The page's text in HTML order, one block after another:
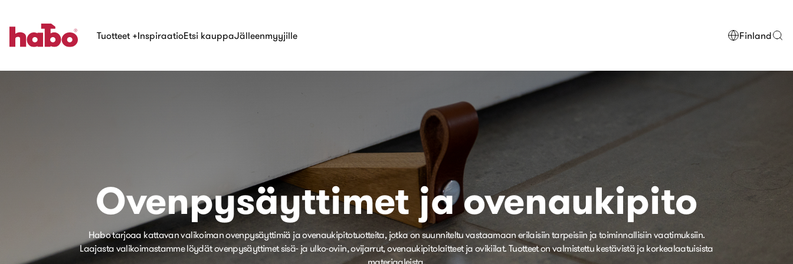
Tuotteet +InspiraatioEtsi kauppaJälleenmyyjille Finland
Ovenpysäyttimet ja ovenaukipito
Habo tarjoaa kattavan valikoiman ovenpysäyttimiä ja ovenaukipitotuotteita, jotka on suunniteltu vastaamaan erilaisiin tarpeisiin ja toiminnallisiin vaatimuksiin.
Laajasta valikoimastamme löydät ovenpysäyttimet sisä- ja ulko-oviin, ovijarrut, ovenaukipitolaitteet ja ovikiilat. Tuotteet on valmistettu kestävistä ja korkealaatuisista
materiaaleista.